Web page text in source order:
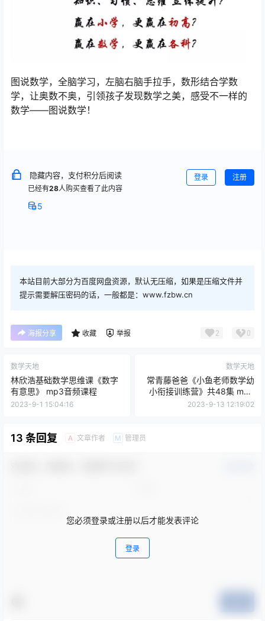
图说数学，全脑学习，左脑右脑手拉手，数形结合学数
学，让奥数不奥，引领孩子发现数学之美，感受不一样的
数学——图说数学！
隐藏内容，支付积分后阅读
已经有28人购买查看了此内容
5
登录 注册
本站目前大部分为百度网盘资源，默认无压缩，如果是压缩文件并
提示需要解压密码的话，一般都是：www.fzbw.cn
海报分享 收藏 举报 2 0
数学天地
林欣浩基础数学思维课《数字
有意思》 mp3音频课程
2023-9-1 15:04:16
数学天地
常青藤爸爸《小鱼老师数学幼
小衔接训练营》共48集 mp4
视频
2023-9-13 12:19:02
13 条回复 A 文章作者 M 管理员
您必须登录或注册以后才能发表评论
登录